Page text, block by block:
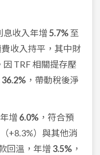
息收入年增5.7%至
收入持平，其中財
因 TRF 相關提存壓
36.2% ，帶動稅後淨
增 6.0% ，符合預
+8.3%）與其他消
回溫，年增 3.5% ，